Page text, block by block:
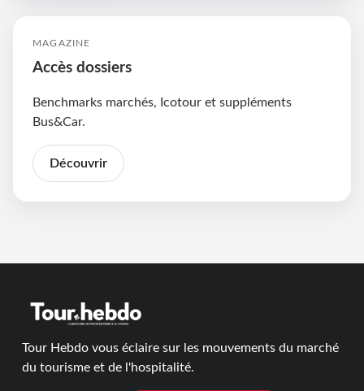
MAGAZINE
Accès dossiers
Benchmarks marchés, Icotour et suppléments
Bus&Car.
Découvrir
Tour Hebdo vous éclaire sur les mouvements du marché
du tourisme et de l'hospitalité.